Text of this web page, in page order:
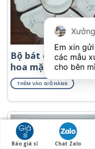
Bộ bát đĩa
hoa mặt
trời sứ Bát
Tràng đẹp
THÊM VÀO GIỎ HÀNG
Báo giá sỉ Chat Zalo
Em xin
các mẫu
cho bên